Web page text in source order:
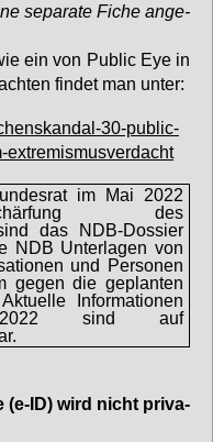
se­pa­ra­te Fi­che an­ge­
ein von Pu­blic Eye in
fin­det man un­ter:
​30-​public-​
im Mai 2022
des
das NDB-Dossier
NDB Unterlagen von
und Personen
gegen die geplanten
Informationen
2022 sind auf
(e-ID) wird nicht pri­va­